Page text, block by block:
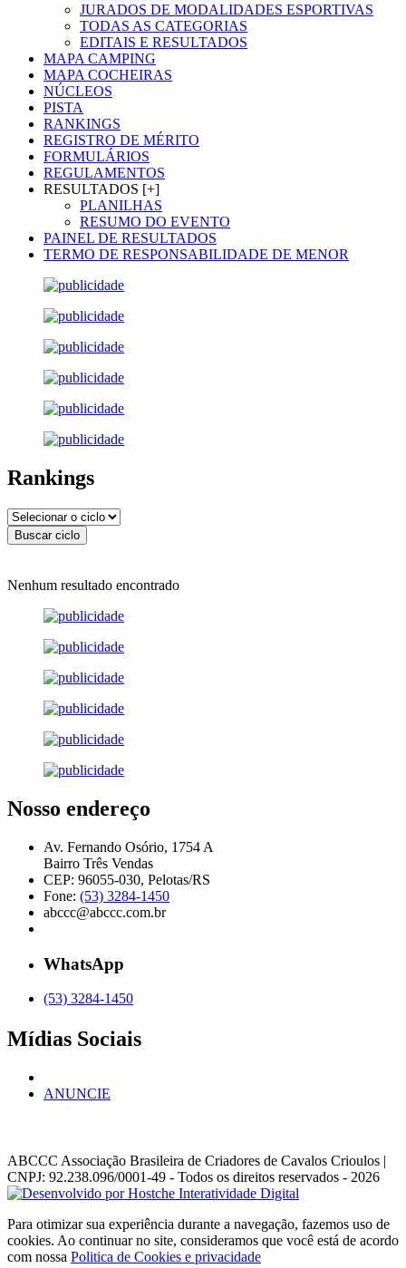
JURADOS DE MODALIDADES ESPORTIVAS
TODAS AS CATEGORIAS
EDITAIS E RESULTADOS
MAPA CAMPING
MAPA COCHEIRAS
NÚCLEOS
PISTA
RANKINGS
REGISTRO DE MÉRITO
FORMULÁRIOS
REGULAMENTOS
RESULTADOS [+]
PLANILHAS
RESUMO DO EVENTO
PAINEL DE RESULTADOS
TERMO DE RESPONSABILIDADE DE MENOR
Rankings
Nenhum resultado encontrado
Nosso endereço
Av. Fernando Osório, 1754 A
Bairro Três Vendas
CEP: 96055-030, Pelotas/RS
Fone: (53) 3284-1450
abccc@abccc.com.br
WhatsApp
(53) 3284-1450
Mídias Sociais
ANUNCIE
ABCCC Associação Brasileira de Criadores de Cavalos Crioulos |
CNPJ: 92.238.096/0001-49 - Todos os direitos reservados - 2026
Para otimizar sua experiência durante a navegação, fazemos uso de
cookies. Ao continuar no site, consideramos que você está de acordo
com nossa Politica de Cookies e privacidade